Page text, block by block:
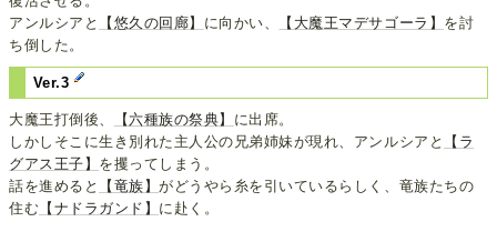
アンルシアと
【悠久の回廊】 に向かい、 【大魔王マデサゴーラ】 を討
ち倒した。
Ver.3
大魔王打倒後、 【六種族の祭典】 に出席。
しかしそこに生き別れた主人公の兄弟姉妹が現れ、アンルシアと
【ラ
グアス王子】 を攫ってしまう。
話を進めると
【竜族】がどうやら糸を引いているらしく、竜族たちの
住む 【ナドラガンド】 に赴く。